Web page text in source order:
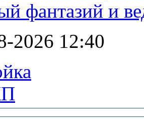
фантазий и
2026 12:40